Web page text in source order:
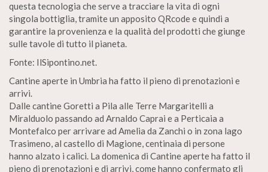
questa tecnologia che serve a tracciare la vita di ogni
singola bottiglia, tramite un apposito QRcode e quindi a
garantire la provenienza e la qualità del prodotti che giunge
sulle tavole di tutto il pianeta.
Fonte: IlSipontino.net.
Cantine aperte in Umbria ha fatto il pieno di prenotazioni e
arrivi.
Dalle cantine Goretti a Pila alle Terre Margaritelli a
Miralduolo passando ad Arnaldo Caprai e a Perticaia a
Montefalco per arrivare ad Amelia da Zanchi o in zona lago
Trasimeno, al castello di Magione, centinaia di persone
hanno alzato i calici. La domenica di Cantine aperte ha fatto il
pieno di prenotazioni e di arrivi, come hanno confermato gli